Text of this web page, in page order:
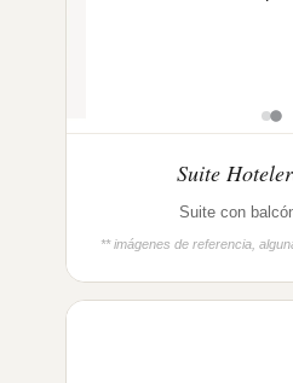
Suite
Suite con
** imágenes de referencia,